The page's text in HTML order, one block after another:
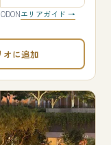
エリアガイド →
オに追加